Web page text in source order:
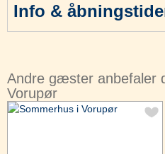
Info &
Andre gæster anbefaler
Vorupør